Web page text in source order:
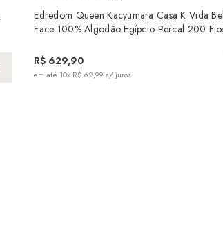
Edredom Queen Kacyumara Casa K Vida
Face 100% Algodão Egípcio Percal 200
R$ 629,90
em até 10x R$ 62,99 s/ juros